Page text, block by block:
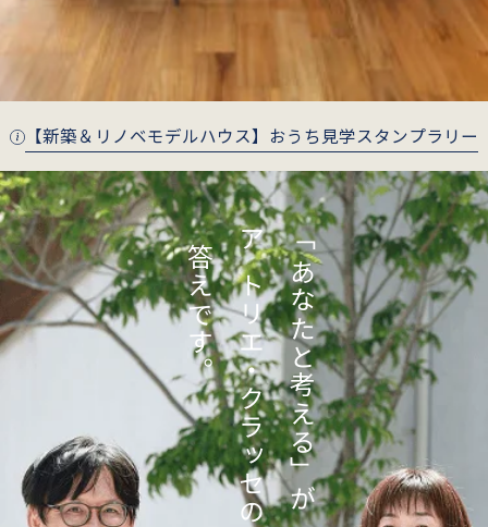
【新築＆リノベモデルハウス】おうち見学スタンプラリー
「あなたと考える」が
アトリエ・クラッセの
答えです。